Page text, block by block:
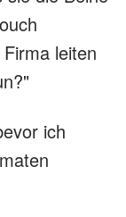
leiten
ich